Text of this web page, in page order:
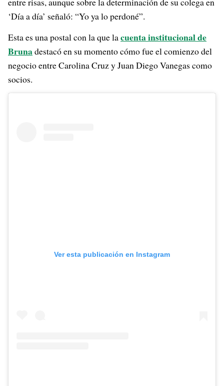
‘Día a día’ señaló: “Yo ya lo perdoné”.
Esta es una postal con la que lacuenta institucional de
Brunadestacó en su momento cómo fue el comienzo del
negocio entre Carolina Cruz y Juan Diego Vanegas como
socios.
Ver esta publicación en Instagram